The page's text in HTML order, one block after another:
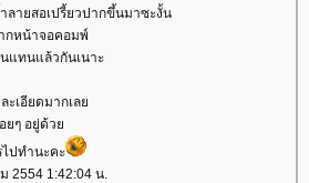
ายสอเปรี้ยวปากขึ้นมาซะงั้น
กหน้าจอคอมพ์
แทนแล้วกันเนาะ
ะเอียดมากเล
อยๆ อยู่ด้ว
ไปทำนะคะ
2554 1:42:04 น.